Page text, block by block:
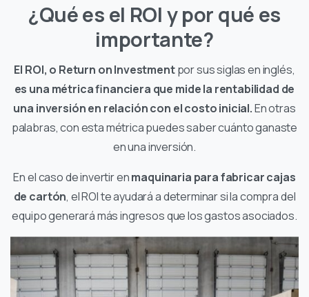
¿Qué es el ROI y por qué es
importante?
El ROI, o Return on Investmentpor sus siglas en inglés,
es una métrica financiera que mide la rentabilidad de
una inversión en relación con el costo inicial.En otras
palabras, con esta métrica puedes saber cuánto ganaste
en una inversión.
En el caso de invertir enmaquinaria para fabricar cajas
de cartón, el ROI te ayudará a determinar si la compra del
equipo generará más ingresos que los gastos asociados.